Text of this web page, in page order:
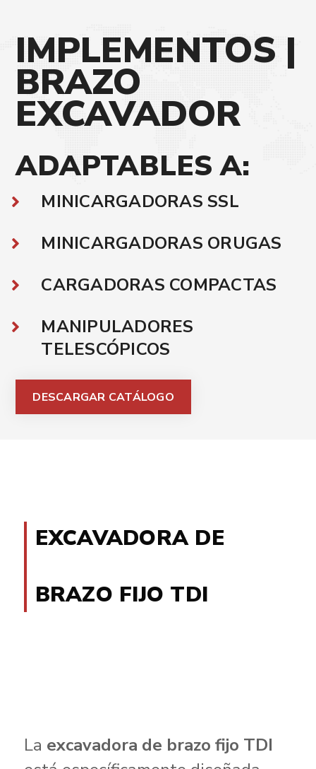
IMPLEMENTOS |
BRAZO
EXCAVADOR
ADAPTABLES A:
MINICARGADORAS SSL
MINICARGADORAS ORUGAS
CARGADORAS COMPACTAS
MANIPULADORES
TELESCÓPICOS
DESCARGAR CATÁLOGO
EXCAVADORA DE
BRAZO FIJO TDI
La excavadora de brazo fijo TDI